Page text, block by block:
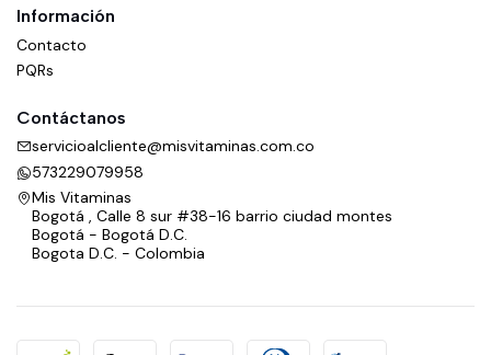
Información
Contacto
PQRs
Contáctanos
servicioalcliente@misvitaminas.com.co
573229079958
Mis Vitaminas
Bogotá , Calle 8 sur #38-16 barrio ciudad montes
Bogotá - Bogotá D.C.
Bogota D.C. - Colombia